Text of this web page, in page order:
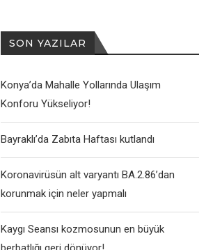
SON YAZILAR
Konya’da Mahalle Yollarında Ulaşım
Konforu Yükseliyor!
Bayraklı’da Zabıta Haftası kutlandı
Koronavirüsün alt varyantı BA.2.86’dan
korunmak için neler yapmalı
Kaygı Seansı kozmosunun en büyük